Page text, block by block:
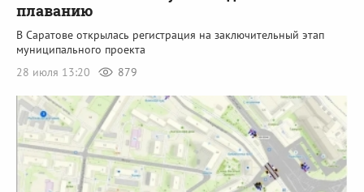
плаванию
В Саратове открылась регистрация на заключительный этап
муниципального проекта
28 июля 13:20
879